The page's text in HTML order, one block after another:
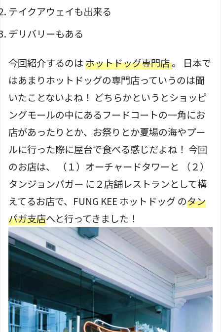
テイクアウェイも出来る
デリバリーもある
今回紹介するのはホットドッグ専門店。 日本で
はあまりホットドッグの専門店っていうのは聞
いたことないよね！ どちらかというとショッピ
ングモールの中にあるフードコートの一角にお
店があったりとか、お祭りとか夏場の海やプー
ルに行った際に屋台で食べる感じだよね！ 今回
のお店は、 （１）オーチャードタワーと （２）
タンジョンパガー に２店舗レストランとして構
えてるお店で、FUNG KEE ホットドッグ のタン
パガ支店へと行ってきました！